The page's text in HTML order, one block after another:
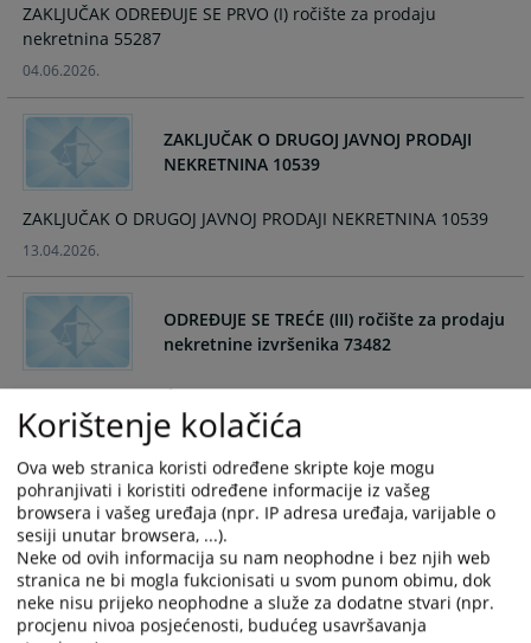
the
calendar
and
select
date.
Press
the
question
mark
key
get
the
keyboard
shortcuts
for
changing
dates.
the
select
a
date.
the
question
to
get
keyboard
shortcuts
for
changing
dates.
ZAKLJUČAK ODREĐUJE SE PRVO (I) ročište za prodaju
nekretnina 55287
04.06.2026.
ZAKLJUČAK O DRUGOJ JAVNOJ PRODAJI
NEKRETNINA 10539
ZAKLJUČAK O DRUGOJ JAVNOJ PRODAJI NEKRETNINA 10539
13.04.2026.
ODREĐUJE SE TREĆE (III) ročište za prodaju
nekretnine izvršenika 73482
izvršenika 73482
ZAKLJUČAK - ODREĐUJE SE PRVO (I) ročište
za prodaju nekretnine 034864
ZAKLJUČAK - ODREĐUJE SE PRVO (I) ročište za prodaju
nekretnine 034864
Korištenje kolačića
Ova web stranica koristi određene skripte koje mogu
pohranjivati i koristiti određene informacije iz vašeg
browsera i vašeg uređaja (npr. IP adresa uređaja, varijable o
sesiji unutar browsera, ...).
Neke od ovih informacija su nam neophodne i bez njih web
stranica ne bi mogla fukcionisati u svom punom obimu, dok
neke nisu prijeko neophodne a služe za dodatne stvari (npr.
procjenu nivoa posjećenosti, budućeg usavršavanja